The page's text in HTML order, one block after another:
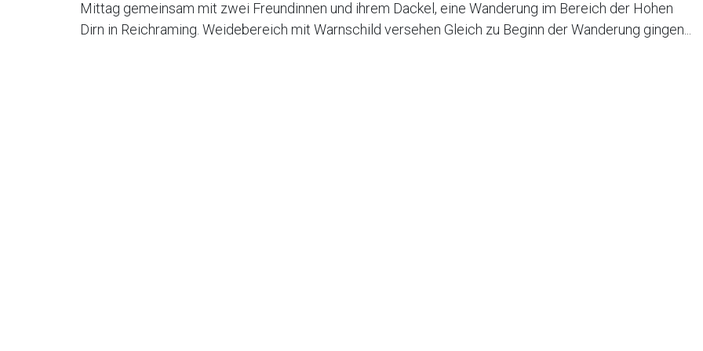
Mittag gemeinsam mit zwei Freundinnen und ihrem Dackel, eine Wanderung im Bereich der Hohen
Dirn in Reichraming. Weidebereich mit Warnschild versehen Gleich zu Beginn der Wanderung gingen...